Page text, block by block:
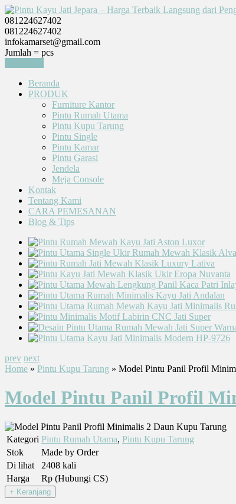
081224627402
081224627402
infokamarset@gmail.com
Jumlah = pcs
Beranda
PRODUK
Furniture Kantor
Pintu Rumah Utama
Pintu Kupu Tarung
Pintu Single
Pintu Kamar
Pintu Garasi
Jendela
Meja Console
Kontak
Tentang Kami
CARA PEMESANAN
Blog & Tips
prev next
Home » Pintu Kupu Tarung » Model Pintu Panil Profil
Model Pintu Panil Profil
Kategori Pintu Rumah Utama, Pintu Kupu Tarung
Stok
Made by Order
Di lihat
2408 kali
Harga
Rp (Hubungi CS)